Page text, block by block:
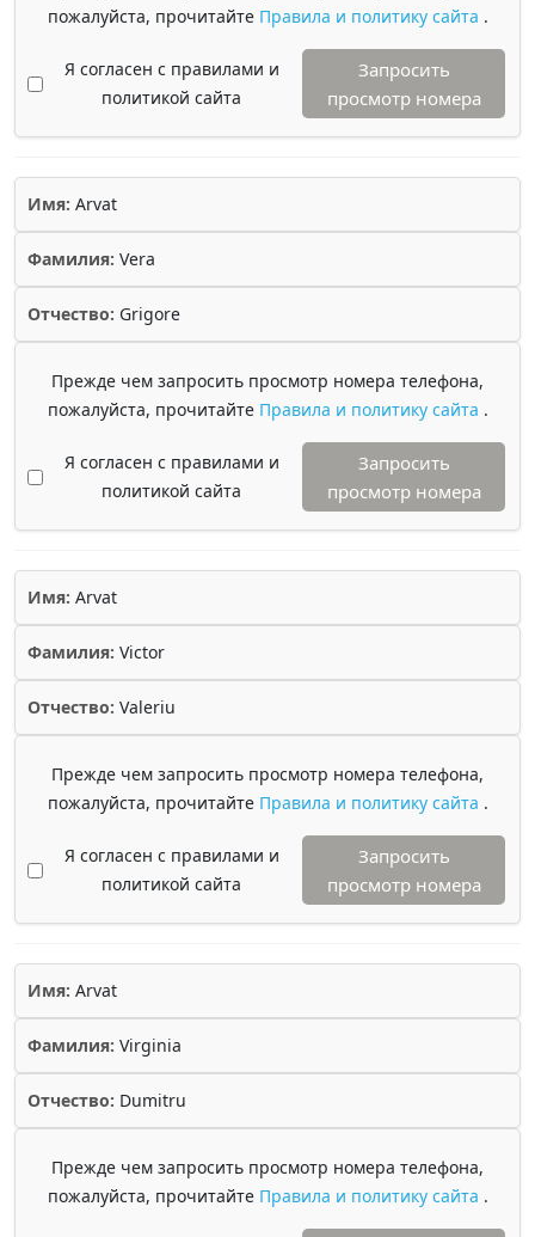
пожалуйста, прочитайте Правила и политику сайта .
Я согласен с правилами и
политикой сайта
Запросить
просмотр номера
Имя: Arvat
Фамилия: Vera
Отчество: Grigore
Прежде чем запросить просмотр номера телефона,
пожалуйста, прочитайте Правила и политику сайта .
Я согласен с правилами и
политикой сайта
Запросить
просмотр номера
Имя: Arvat
Фамилия: Victor
Отчество: Valeriu
Прежде чем запросить просмотр номера телефона,
пожалуйста, прочитайте Правила и политику сайта .
Я согласен с правилами и
политикой сайта
Запросить
просмотр номера
Имя: Arvat
Фамилия: Virginia
Отчество: Dumitru
Прежде чем запросить просмотр номера телефона,
пожалуйста, прочитайте Правила и политику сайта .